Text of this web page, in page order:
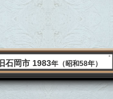
旧石岡市 1983年（昭和58年）